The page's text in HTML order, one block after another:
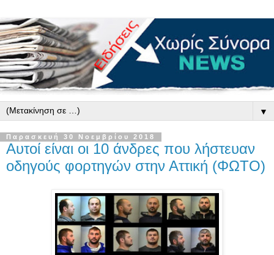
▼
Παρασκευή 30 Νοεμβρίου 2018
Αυτοί είναι οι 10 άνδρες που λήστευαν
οδηγούς φορτηγών στην Αττική (ΦΩΤΟ)